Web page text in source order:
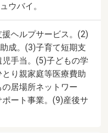
ウバイ。
ヘルプサービス。(2)
成。(3)子育て短期支
手当。(5)子どもの学
り親家庭等医療費助
居場所ネットワー
ポート事業。(9)産後サ